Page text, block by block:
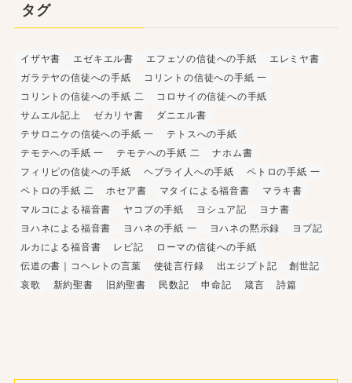
タグ
イザヤ書 エゼキエル書 エフェソの信徒への手紙
エレミヤ書
ガラテヤの信徒への手紙
コリントの信徒への手紙 一
コリントの信徒への手紙 二
コロサイの信徒への手紙
サムエル記上
ゼカリヤ書
ダニエル書
テサロニケの信徒への手紙 一
テトスへの手紙
テモテへの手紙 一
テモテへの手紙 二
ナホム書
フィリピの信徒への手紙
ヘブライ人への手紙
ペトロの手紙 一
ペトロの手紙 二
ホセア書 マタイによる福音書
マラキ書
マルコによる福音書
ヤコブの手紙 ヨシュア記
ヨナ書
ヨハネによる福音書
ヨハネの手紙 一 ヨハネの黙示録
ヨブ記
ルカによる福音書
レビ記
ローマの信徒への手紙
伝道の書｜コヘレトの言葉
使徒言行録 出エジプト記
創世記
哀歌
新約聖書 旧約聖書 民数記 申命記 箴言 詩篇